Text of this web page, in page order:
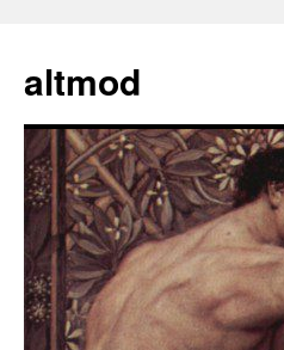
springen
altmod